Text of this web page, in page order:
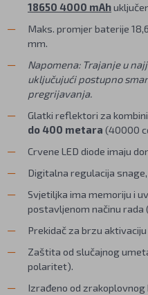
18650 4000 mAh
Maks. promjer baterije
mm.
Napomena: Trajanje u
uključujući postupno
pregrijavanja.
Glatki reflektori za
do 400 metara (40000
Crvene LED diode imaju
Digitalna regulacija
Svjetiljka ima memoriju i
postavljenom načinu rada
Prekidač za brzu
Zaštita od slučajnog
polaritet).
Izrađeno od